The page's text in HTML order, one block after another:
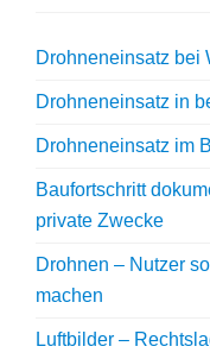
Drohneneinsatz bei
Drohneneinsatz in
Drohneneinsatz im
Baufortschritt
private Zwecke
Drohnen – Nutzer
machen
Luftbilder –